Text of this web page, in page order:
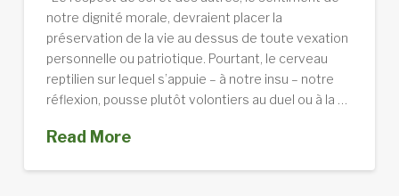
notre dignité morale, devraient placer la
préservation de la vie au dessus de toute vexation
personnelle ou patriotique. Pourtant, le cerveau
reptilien sur lequel s’appuie – à notre insu – notre
réflexion, pousse plutôt volontiers au duel ou à la …
Read More